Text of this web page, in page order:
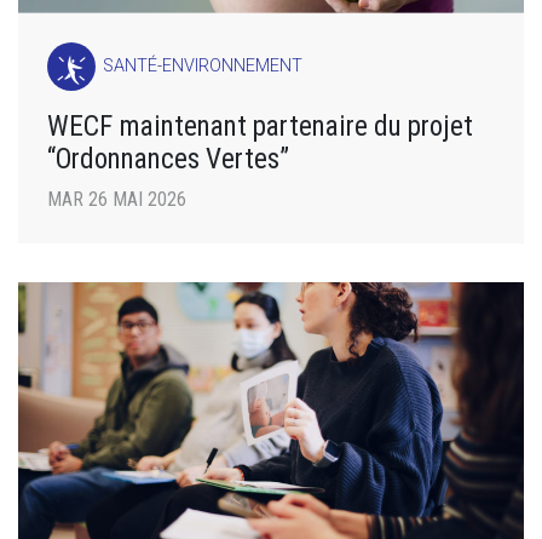
SANTÉ-ENVIRONNEMENT
WECF maintenant partenaire du projet
“Ordonnances Vertes”
MAR 26 MAI 2026